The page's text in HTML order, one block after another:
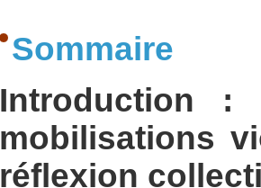
Sommaire
Introduction :
mobilisations
réflexion